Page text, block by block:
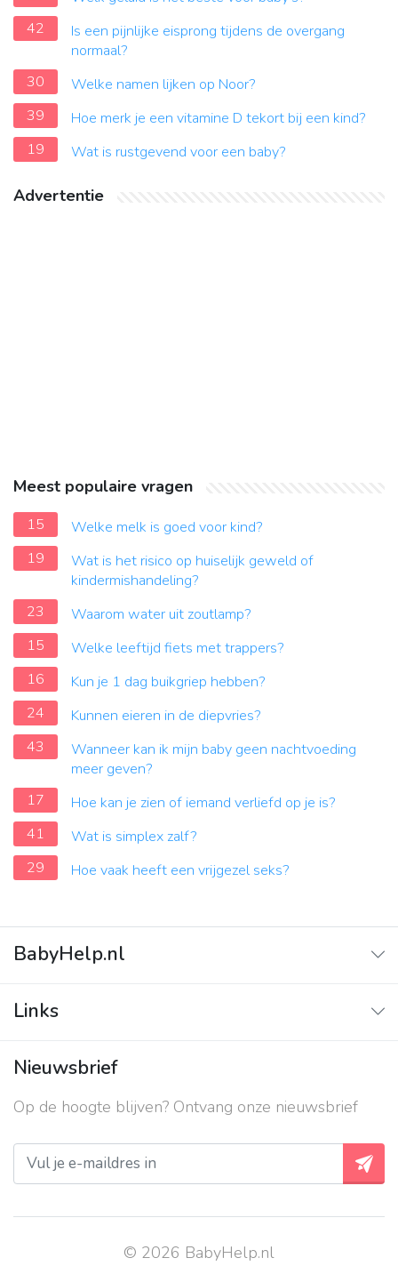
42
Is een pijnlijke eisprong tijdens de overgang
normaal?
30
Welke namen lijken op Noor?
39
Hoe merk je een vitamine D tekort bij een kind?
19
Wat is rustgevend voor een baby?
Advertentie
Meest populaire vragen
15
Welke melk is goed voor kind?
19
Wat is het risico op huiselijk geweld of
kindermishandeling?
23
Waarom water uit zoutlamp?
15
Welke leeftijd fiets met trappers?
16
Kun je 1 dag buikgriep hebben?
24
Kunnen eieren in de diepvries?
43
Wanneer kan ik mijn baby geen nachtvoeding
meer geven?
17
Hoe kan je zien of iemand verliefd op je is?
41
Wat is simplex zalf?
29
Hoe vaak heeft een vrijgezel seks?
BabyHelp.nl
Vraag & Antwoord
Links
Contact
Over ons
Privacy beleid
Nieuwsbrief
Op de hoogte blijven? Ontvang onze nieuwsbrief
© 2026 BabyHelp.nl